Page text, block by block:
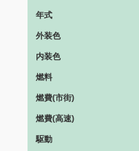
年式
外装色
内装色
燃料
燃費(市街)
燃費(高速)
駆動